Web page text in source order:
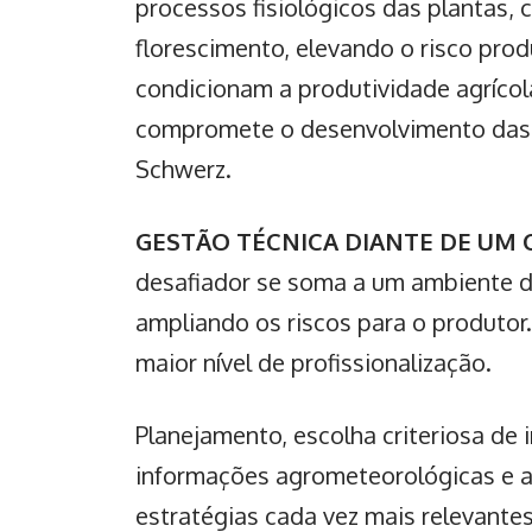
processos fisiológicos das plantas,
florescimento, elevando o risco
condicionam a produtividade
compromete o desenvolvimento
Schwerz.
GESTÃO TÉCNICA DIANTE DE
desafiador se soma a um ambiente
ampliando os riscos para o
maior nível de profissionalização.
Planejamento, escolha criteriosa
informações agrometeorológicas e
estratégias cada vez mais